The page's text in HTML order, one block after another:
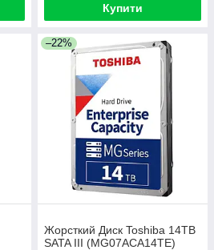
Купити
–22%
Жорсткий Диск Toshiba 14TB
SATA III (MG07ACA14TE)